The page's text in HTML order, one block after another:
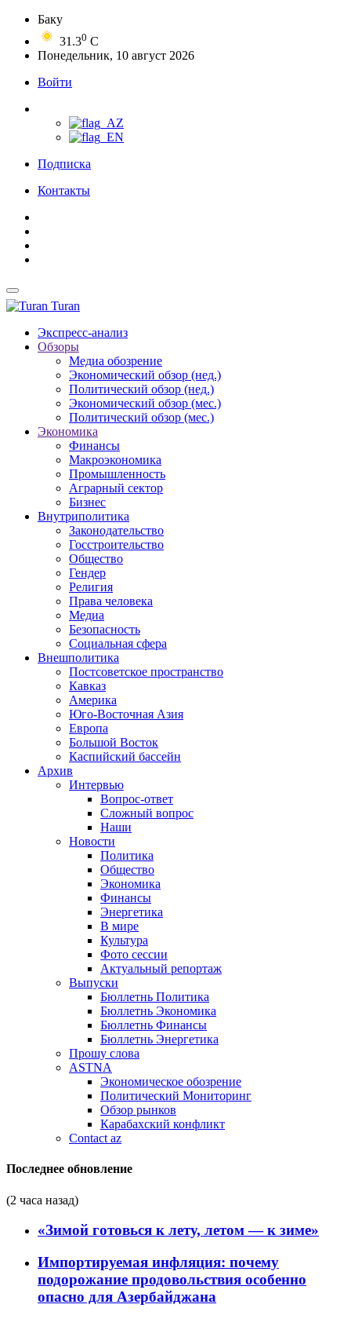
Баку
31.30 C
Понедельник, 10 август 2026
Войти
Подписка
Контакты
Turan
Экспресс-анализ
Обзоры
Медиа обозрение
Экономический обзор (нед.)
Политический обзор (нед.)
Экономический обзор (мес.)
Политический обзор (мес.)
Экономика
Финансы
Макроэкономика
Промышленность
Аграрный сектор
Бизнес
Внутриполитика
Законодательство
Госстроительство
Общество
Гендер
Религия
Права человека
Медиа
Безопасность
Социальная сфера
Внешполитика
Постсоветское пространство
Кавказ
Америка
Юго-Восточная Азия
Европа
Большой Восток
Каспийский бассейн
Архив
Интервью
Вопрос-ответ
Сложный вопрос
Наши
Новости
Политика
Общество
Экономика
Финансы
Энергетика
В мире
Культура
Фото сессии
Актуальный репортаж
Выпуски
Бюллетнь Политика
Бюллетнь Экономика
Бюллетнь Финансы
Бюллетнь Энергетика
Прошу слова
ASTNA
Экономическое обозрение
Политический Мониторинг
Обзор рынков
Карабахский конфликт
Contact az
Последнее обновление
(2 часа назад)
«Зимой готовься к лету, летом — к зиме»
Импортируемая инфляция: почему
подорожание продовольствия особенно
опасно для Азербайджана